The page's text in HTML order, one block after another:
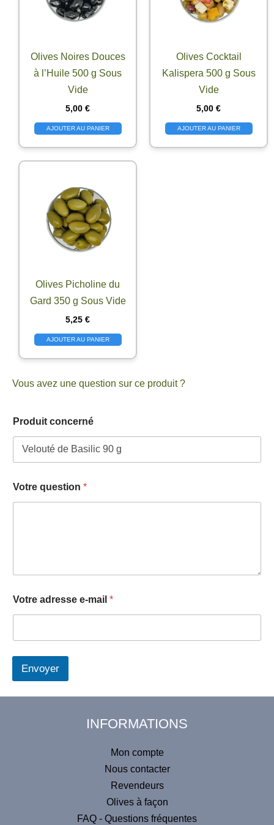
Olives Noires Douces
à l’Huile 500 g Sous
Vide
5,00 €
AJOUTER AU PANIER
Olives Cocktail
Kalispera 500 g Sous
Vide
5,00 €
AJOUTER AU PANIER
Olives Picholine du
Gard 350 g Sous Vide
5,25 €
AJOUTER AU PANIER
Vous avez une question sur ce produit ?
Produit concerné
Votre question *
d
r
e
-
m
Votre adresse e-mail *
Envoyer
INFORMATIONS
Mon compte
Nous contacter
Revendeurs
Olives à façon
FAQ - Questions fréquentes